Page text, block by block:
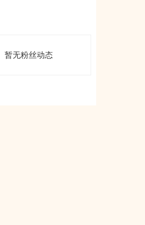
暂无粉丝动态